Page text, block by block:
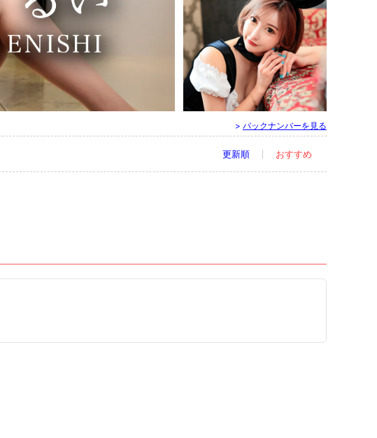
国分町 ／ キャバクラ
Stellar - ステラ
> バックナンバーを見る
更新順 おすすめ